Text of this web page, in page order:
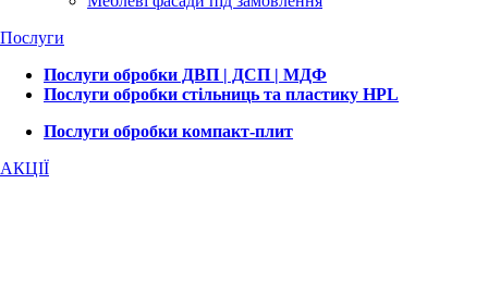
Послуги
Послуги обробки ДВП | ДСП | МДФ
Послуги обробки стільниць та пластику HPL
Послуги обробки компакт-плит
АКЦІЇ